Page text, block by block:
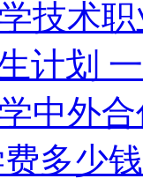
技术
计划
中外
多少钱